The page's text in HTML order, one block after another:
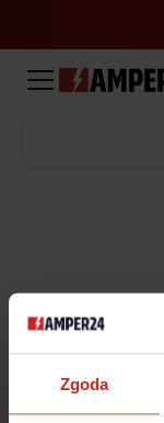
Zgoda